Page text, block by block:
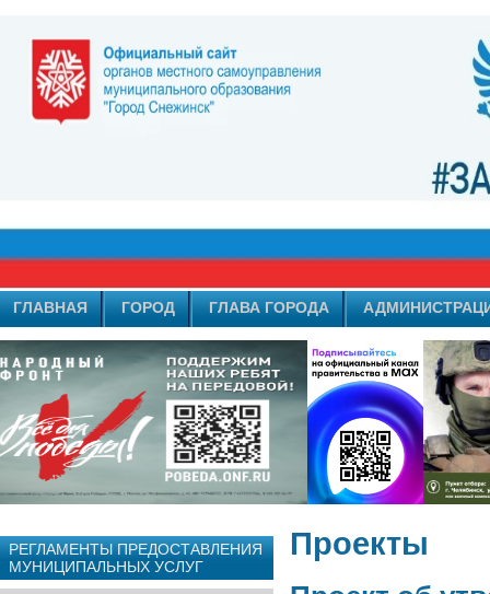
ГЛАВНАЯ ГОРОД ГЛАВА ГОРОДА
РЕГЛАМЕНТЫ ПРЕДОСТАВЛЕНИЯ
МУНИЦИПАЛЬНЫХ УСЛУГ
Проекты